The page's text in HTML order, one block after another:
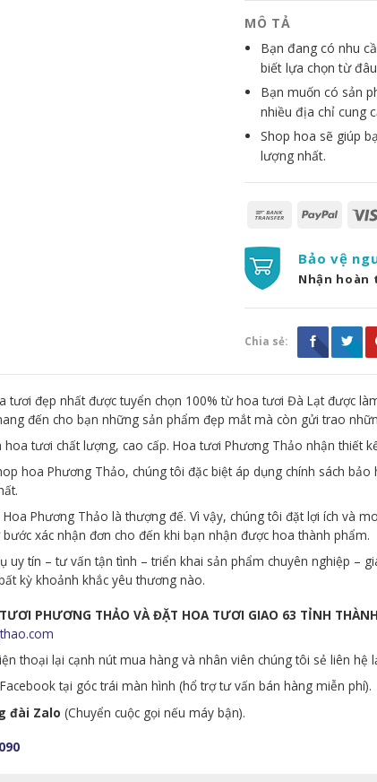
MÔ TẢ
Bạn đang có nhu
biết lựa chọn từ
Bạn muốn có sản
nhiều địa chỉ cung
Shop hoa sẽ giúp
lượng nhất.
Bảo vệ
Nhận hoàn
Chia sẻ:
tươi đẹp nhất được tuyển chọn 100% từ hoa tươi Đà Lạt được
đến cho bạn những sản phẩm đẹp mắt mà còn gửi trao
tươi chất lượng, cao cấp. Hoa tươi Phương Thảo nhận thiết
hoa Phương Thảo, chúng tôi đặc biệt áp dụng chính sách
Hoa Phương Thảo là thượng đế. Vì vậy, chúng tôi đặt lợi ích và
xác nhận đơn cho đến khi bạn nhận được hoa thành phẩm.
uy tín – tư vấn tận tình – triển khai sản phẩm chuyên nghiệp –
kỳ khoảnh khắc yêu thương nào.
PHƯƠNG THẢO VÀ ĐẶT HOA TƯƠI GIAO 63 TỈNH
thoại lại cạnh nút mua hàng và nhân viên chúng tôi sẻ liên hệ
tại góc trái màn hình (hổ trợ tư vấn bán hàng miễn phí).
đài Zalo (Chuyển cuộc gọi nếu máy bận).